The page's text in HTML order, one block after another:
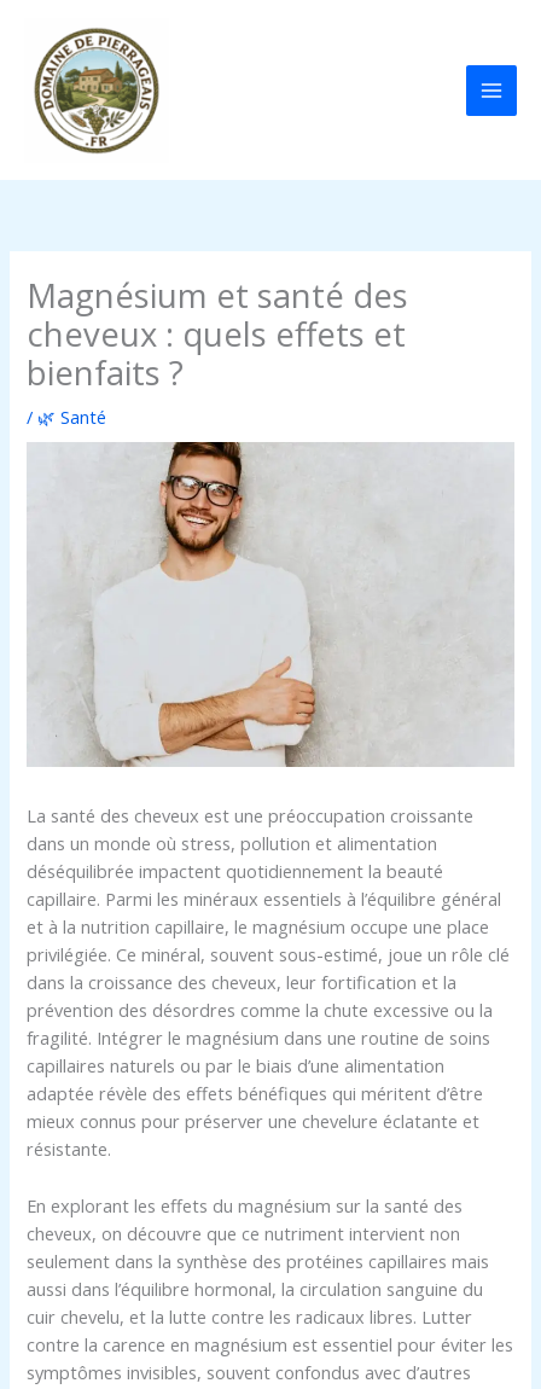
contenu
Magnésium et santé des
cheveux : quels effets et
bienfaits ?
/ 🌿 Santé
La santé des cheveux est une préoccupation croissante
dans un monde où stress, pollution et alimentation
déséquilibrée impactent quotidiennement la beauté
capillaire. Parmi les minéraux essentiels à l’équilibre général
et à la nutrition capillaire, le magnésium occupe une place
privilégiée. Ce minéral, souvent sous-estimé, joue un rôle clé
dans la croissance des cheveux, leur fortification et la
prévention des désordres comme la chute excessive ou la
fragilité. Intégrer le magnésium dans une routine de soins
capillaires naturels ou par le biais d’une alimentation
adaptée révèle des effets bénéfiques qui méritent d’être
mieux connus pour préserver une chevelure éclatante et
résistante.
En explorant les effets du magnésium sur la santé des
cheveux, on découvre que ce nutriment intervient non
seulement dans la synthèse des protéines capillaires mais
aussi dans l’équilibre hormonal, la circulation sanguine du
cuir chevelu, et la lutte contre les radicaux libres. Lutter
contre la carence en magnésium est essentiel pour éviter les
symptômes invisibles, souvent confondus avec d’autres